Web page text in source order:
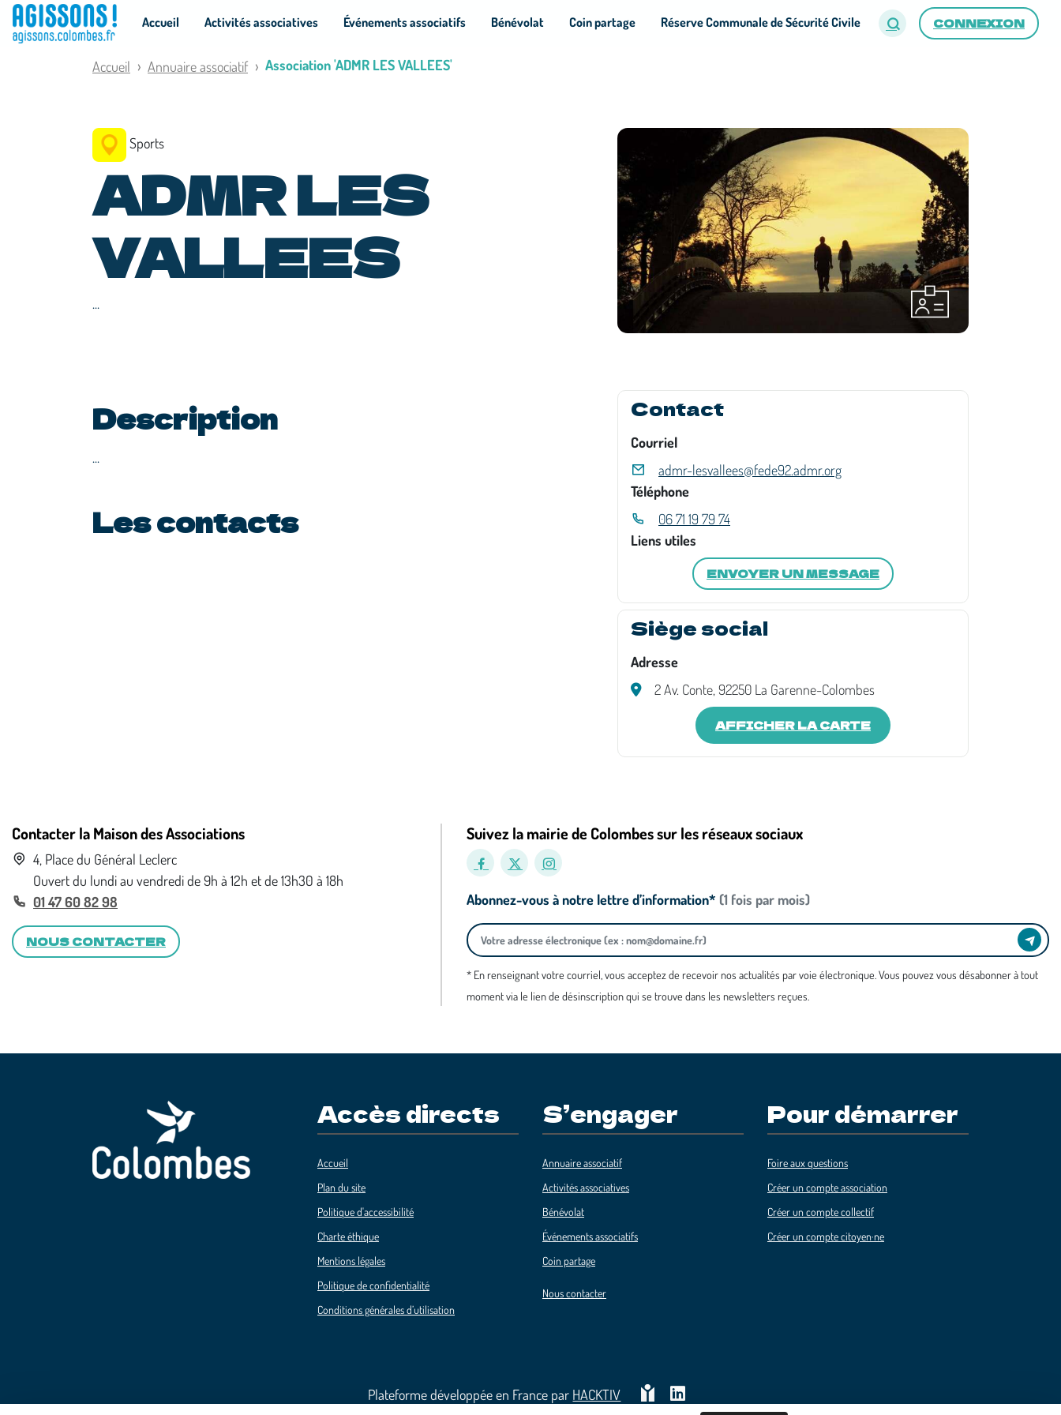
CONNEXION
Accueil Activités associatives Événements associatifs Bénévolat Coin partage Réserve Communale de Sécurité Civile
Accueil Annuaire associatif Association 'ADMR LES VALLEES'
Sports
ADMR LES
VALLEES
...
Description
...
Les contacts
Contact
Courriel
admr-lesvallees@fede92.admr.org
Téléphone
06 71 19 79 74
Liens utiles
ENVOYER UN MESSAGE
Siège social
Adresse
2 Av. Conte, 92250 La Garenne-Colombes
AFFICHER LA CARTE
Contacter la Maison des Associations
4, Place du Général Leclerc
Ouvert du lundi au vendredi de 9h à 12h et de 13h30 à 18h
01 47 60 82 98
NOUS CONTACTER
Suivez la mairie de Colombes sur les réseaux sociaux
Abonnez-vous à notre lettre d’information* (1 fois par mois)
* En renseignant votre courriel, vous acceptez de recevoir nos actualités par voie électronique. Vous pouvez vous désabonner à tout
moment via le lien de désinscription qui se trouve dans les newsletters reçues.
Accès directs
Accueil
Plan du site
Politique d'accessibilité
Charte éthique
Mentions légales
Politique de confidentialité
Conditions générales d’utilisation
S’engager
Annuaire associatif
Activités associatives
Bénévolat
Événements associatifs
Coin partage
Nous contacter
Pour démarrer
Foire aux questions
Créer un compte association
Créer un compte collectif
Créer un compte citoyen·ne
Plateforme développée en France par HACKTIV
Panneau de gestion des cookies